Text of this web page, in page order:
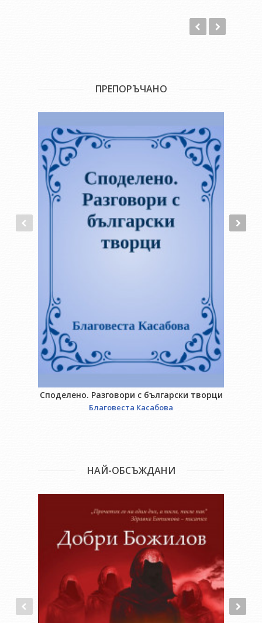
ПРЕПОРЪЧАНО
Споделено. Разговори с български творци
Благовеста Касабова
НАЙ-ОБСЪЖДАНИ